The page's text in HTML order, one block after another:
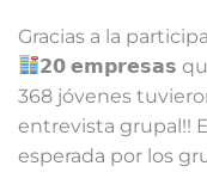
Gracias a la
𝟮𝟬 𝗲𝗺𝗽𝗿𝗲𝘀𝗮𝘀
368 jóvenes
entrevista grupal!!
esperada por los